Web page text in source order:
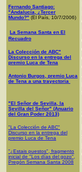
Fernando Santiago:
"Andalucía, ¿Tercer
Mundo?" (El País, 10/7/2006)
La Semana Santa en El
Recuadro
La Colección de ABC"
Discurso en la entrega del
premio Luca de Tena
Antonio Burgos, premio Luca
de Tena a una trayectoria
"El Señor de Sevilla, la
Sevilla del Señor" (Anuario
del Gran Poder 2013)
"La Colección de ABC"
Discurso en la entrega del
premio Luca de Tena
"¿Estais puestos", fragmento
inicial de "Los días del gozo",
Pregón Semana Santa 2008